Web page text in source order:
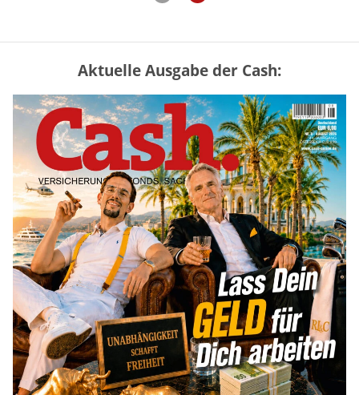
„Jung kauft Alt“ 2026: Neue Förderung im
Überblick – Tabelle mit Kreditbeträgen
und Einkommensgrenzen
mehr
Mütterrente III Tabelle: So viel Renten-
Nachzahlung ist pro Kind möglich
mehr
Apple-Aktie nach Quartalszahlen: Ist der
Kursrückgang jetzt eine Kaufchance?
mehr
Aktuelle Ausgabe der Cash: